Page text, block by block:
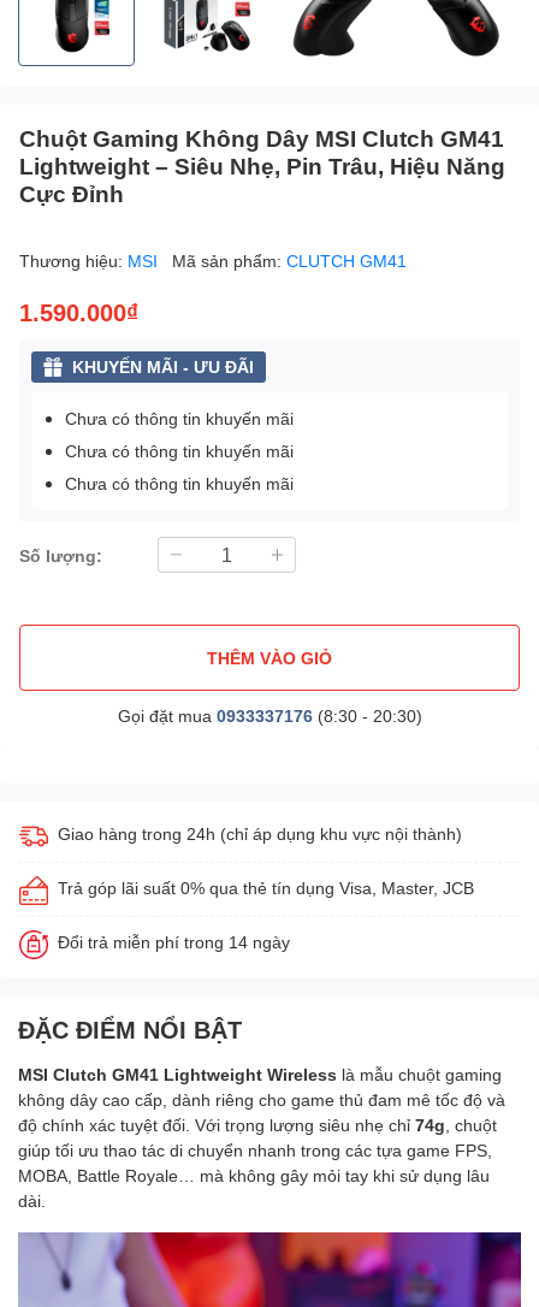
Chuột Gaming Không Dây MSI Clutch GM41
Lightweight – Siêu Nhẹ, Pin Trâu, Hiệu Năng
Cực Đỉnh
Thương hiệu: MSI Mã sản phẩm: CLUTCH GM41
1.590.000₫
KHUYẾN MÃI - ƯU ĐÃI
Chưa có thông tin khuyến mãi
Chưa có thông tin khuyến mãi
Chưa có thông tin khuyến mãi
Số lượng:
THÊM VÀO GIỎ
Gọi đặt mua 0933337176(8:30 - 20:30)
Giao hàng trong 24h (chỉ áp dụng khu vực nội thành)
Trả góp lãi suất 0% qua thẻ tín dụng Visa, Master, JCB
Đổi trả miễn phí trong 14 ngày
ĐẶC ĐIỂM NỔI BẬT
MSI Clutch GM41 Lightweight Wireless là mẫu chuột gaming
không dây cao cấp, dành riêng cho game thủ đam mê tốc độ và
độ chính xác tuyệt đối. Với trọng lượng siêu nhẹ chỉ 74g , chuột
giúp tối ưu thao tác di chuyển nhanh trong các tựa game FPS,
MOBA, Battle Royale… mà không gây mỏi tay khi sử dụng lâu
dài.